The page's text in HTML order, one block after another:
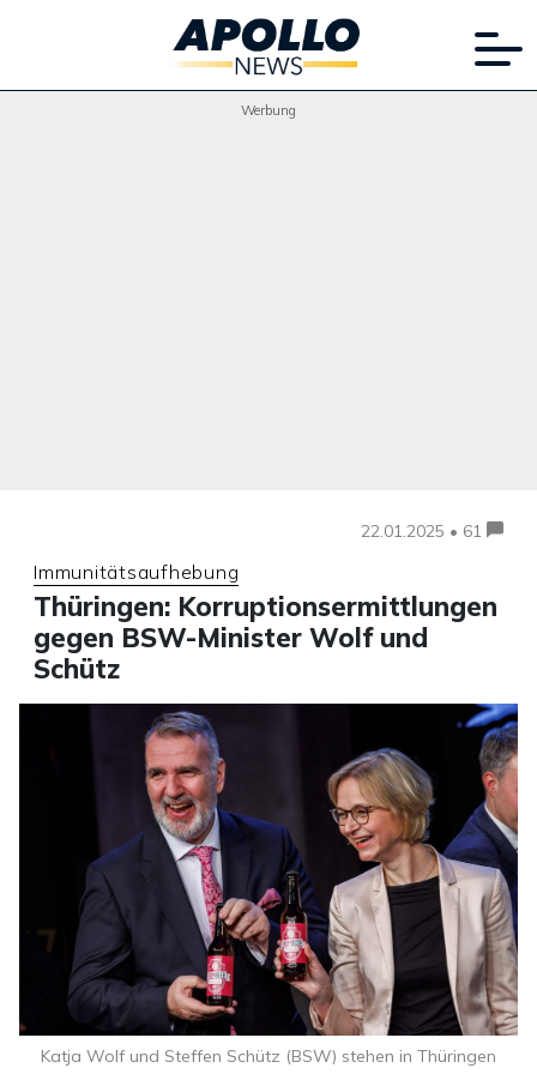
Werbung
22.01.2025 • 61
Immunitätsaufhebung
Thüringen: Korruptionsermittlungen
gegen BSW-Minister Wolf und
Schütz
Katja Wolf und Steffen Schütz (BSW) stehen in Thüringen